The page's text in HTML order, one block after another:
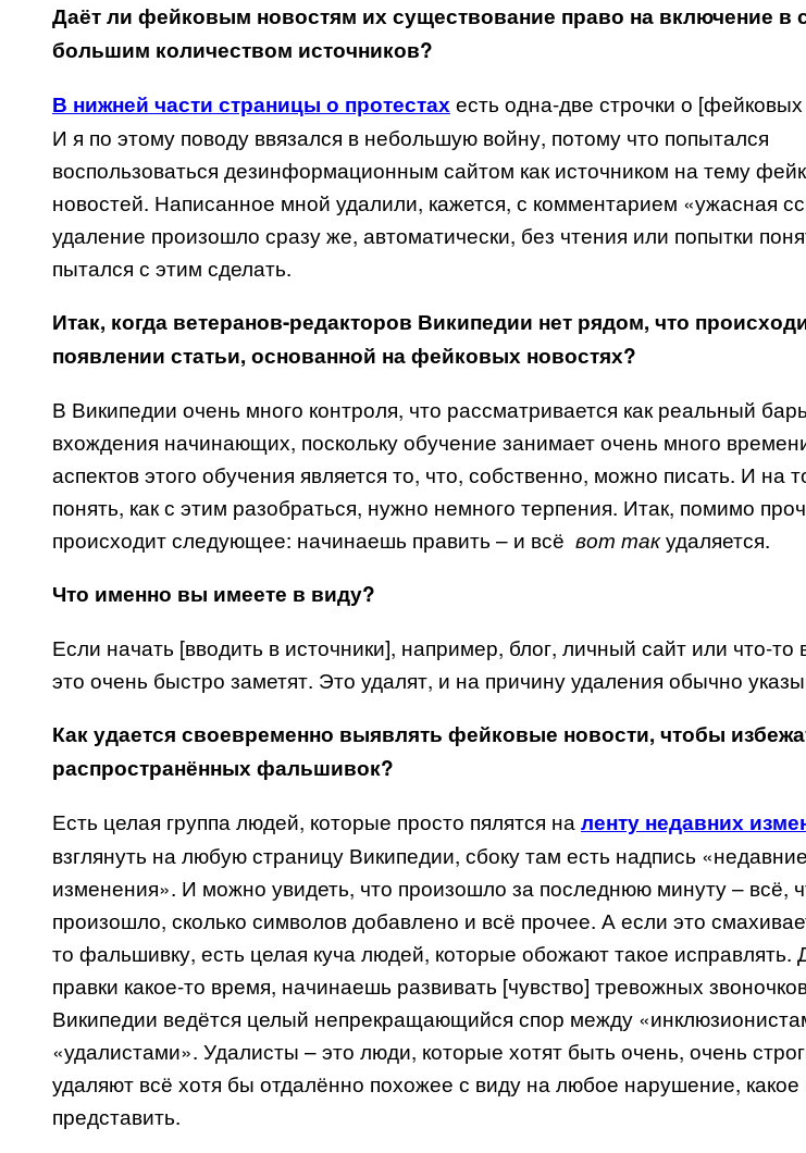
Даёт ли фейковым новостям их существование право на включение в
большим количеством источников?
В нижней части страницы о протестахесть одна-две строчки о
И я по этому поводу ввязался в небольшую войну, потому что попытался
воспользоваться дезинформационным сайтом как источником на тему
новостей. Написанное мной удалили, кажется, с комментарием «ужасная
удаление произошло сразу же, автоматически, без чтения или попытки
пытался с этим сделать.
Итак, когда ветеранов-редакторов Википедии нет рядом, что
появлении статьи, основанной на фейковых новостях?
В Википедии очень много контроля, что рассматривается как реальный
вхождения начинающих, поскольку обучение занимает очень много
аспектов этого обучения является то, что, собственно, можно писать. И на
понять, как с этим разобраться, нужно немного терпения. Итак, помимо
происходит следующее: начинаешь править – и всё вот такудаляется.
Что именно вы имеете в виду?
Если начать [вводить в источники], например, блог, личный сайт или что-то
это очень быстро заметят. Это удалят, и на причину удаления обычно
Как удается своевременно выявлять фейковые новости, чтобы
распространённых фальшивок?
Есть целая группа людей, которые просто пялятся наленту недавних
взглянуть на любую страницу Википедии, сбоку там есть надпись «недавние
изменения». И можно увидеть, что произошло за последнюю минуту – всё,
произошло, сколько символов добавлено и всё прочее. А если это
то фальшивку, есть целая куча людей, которые обожают такое исправлять.
правки какое-то время, начинаешь развивать [чувство] тревожных
Википедии ведётся целый непрекращающийся спор между
«удалистами». Удалисты – это люди, которые хотят быть очень, очень
удаляют всё хотя бы отдалённо похожее с виду на любое нарушение,
представить.